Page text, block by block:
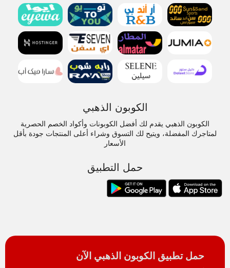
الكوبون الذهبي
الكوبون الذهبي يقدم لك أفضل الكوبونات وأكواد الخصم الحصرية
لمتاجرك المفضلة، ويتيح لك التسوق وشراء أعلى المنتجات جودة بأقل
الأسعار
حمل التطبيق
حمل تطبيق الكوبون الذهبي الآن